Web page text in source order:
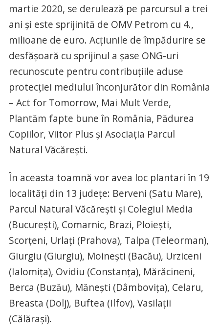
martie 2020, se derulează pe parcursul a trei
ani și este sprijinită de OMV Petrom cu 4.,
milioane de euro. Acțiunile de împădurire se
desfășoară cu sprijinul a șase ONG-uri
recunoscute pentru contribuțiile aduse
protecției mediului înconjurător din România
– Act for Tomorrow, Mai Mult Verde,
Plantăm fapte bune în România, Pădurea
Copiilor, Viitor Plus și Asociația Parcul
Natural Văcărești.
În aceasta toamnă vor avea loc plantari în 19
localități din 13 județe: Berveni (Satu Mare),
Parcul Natural Văcărești și Colegiul Media
(București), Comarnic, Brazi, Ploiești,
Scorțeni, Urlați (Prahova), Talpa (Teleorman),
Giurgiu (Giurgiu), Moinești (Bacău), Urziceni
(Ialomița), Ovidiu (Constanța), Mărăcineni,
Berca (Buzău), Mănești (Dâmbovița), Celaru,
Breasta (Dolj), Buftea (Ilfov), Vasilații
(Călărași).